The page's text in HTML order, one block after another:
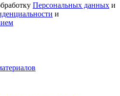
Персональных данных и
и